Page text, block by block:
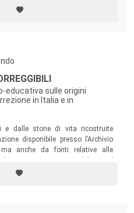
ed eventi storici di più ampia
educativa sulle origini
in Italia e in
e dalle storie di vita ricostruite
disponibile presso l’Archivio
anche da fonti relative alle
educative, i principi e le finalità